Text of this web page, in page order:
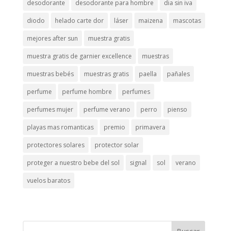
desodorante desodorante para hombre dia sin iva
diodo helado carte dor láser maizena mascotas
mejores after sun muestra gratis
muestra gratis de garnier excellence muestras
muestras bebés muestras gratis paella pañales
perfume perfume hombre perfumes
perfumes mujer perfume verano perro pienso
playas mas romanticas premio primavera
protectores solares protector solar
proteger a nuestro bebe del sol signal sol verano
vuelos baratos